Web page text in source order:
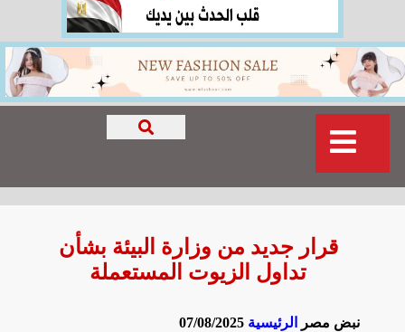
قرار جديد من وزارة البيئة بشأن
تداول الزيوت المستعملة
نبض مصر الرئيسية 07/08/2025